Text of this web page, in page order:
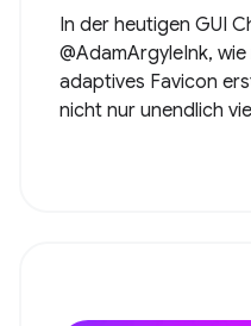
In der heutigen GUI
@AdamArgyleInk, wie
adaptives Favicon
nicht nur unendlich